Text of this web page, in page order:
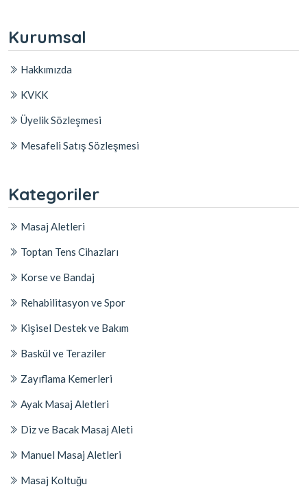
Kurumsal
Hakkımızda
KVKK
Üyelik Sözleşmesi
Mesafeli Satış Sözleşmesi
Kategoriler
Masaj Aletleri
Toptan Tens Cihazları
Korse ve Bandaj
Rehabilitasyon ve Spor
Kişisel Destek ve Bakım
Baskül ve Teraziler
Zayıflama Kemerleri
Ayak Masaj Aletleri
Diz ve Bacak Masaj Aleti
Manuel Masaj Aletleri
Masaj Koltuğu